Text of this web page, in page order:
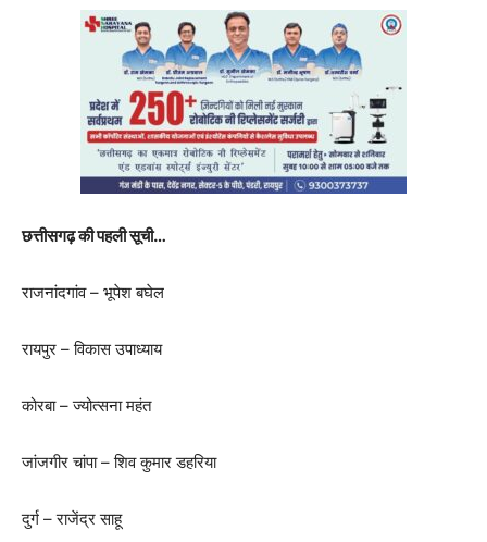
छत्तीसगढ़ की पहली सूची…
राजनांदगांव – भूपेश बघेल
रायपुर – विकास उपाध्याय
कोरबा – ज्योत्सना महंत
जांजगीर चांपा – शिव कुमार डहरिया
दुर्ग – राजेंद्र साहू